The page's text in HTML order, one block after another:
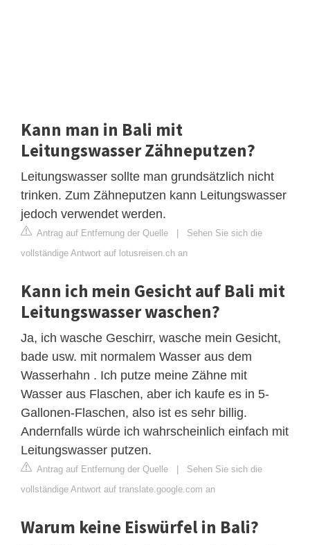
Kann man in Bali mit
Leitungswasser Zähneputzen?
Leitungswasser sollte man grundsätzlich nicht
trinken. Zum Zähneputzen kann Leitungswasser
jedoch verwendet werden.
Antrag auf Entfernung der Quelle | Sehen Sie sich die
vollständige Antwort auf lotusreisen.ch an
Kann ich mein Gesicht auf Bali mit
Leitungswasser waschen?
Ja, ich wasche Geschirr, wasche mein Gesicht,
bade usw. mit normalem Wasser aus dem
Wasserhahn . Ich putze meine Zähne mit
Wasser aus Flaschen, aber ich kaufe es in 5-
Gallonen-Flaschen, also ist es sehr billig.
Andernfalls würde ich wahrscheinlich einfach mit
Leitungswasser putzen.
Antrag auf Entfernung der Quelle | Sehen Sie sich die
vollständige Antwort auf translate.google.com an
Warum keine Eiswürfel in Bali?